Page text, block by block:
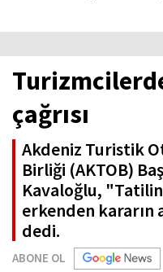
çağrısı
Akdeniz Turistik
Birliği (AKTOB)
Kavaloğlu, "Tatilin
erkenden kararın
dedi.
ABONE OL